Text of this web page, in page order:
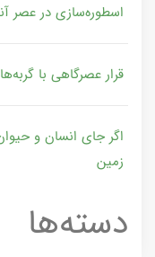
اسطوره‌سازی در عصر
قرار عصرگاهی با
اگر جای انسان و
زمین
دسته‌ها